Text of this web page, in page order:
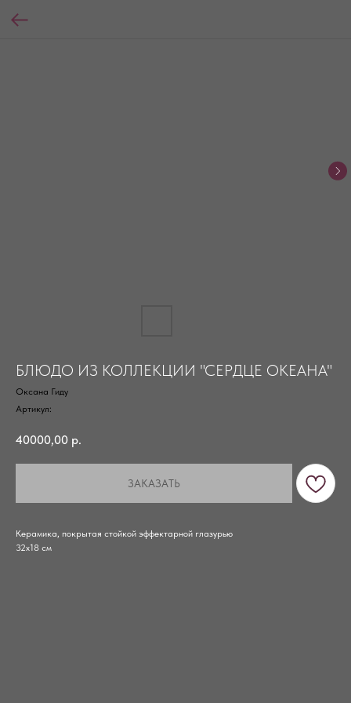
БЛЮДО ИЗ КОЛЛЕКЦИИ "СЕРДЦЕ ОКЕАНА"
Оксана Гиду
Артикул:
40000,00 р.
ЗАКАЗАТЬ
Керамика, покрытая стойкой эффектарной глазурью
32х18 см